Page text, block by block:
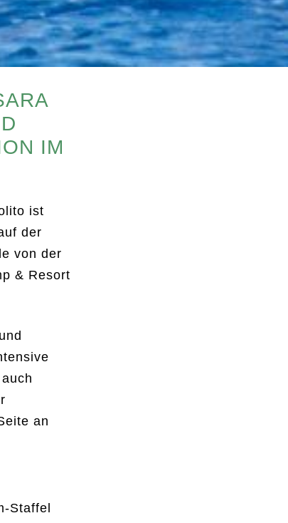
IM
ist
der
von der
& Resort
an
Staffel